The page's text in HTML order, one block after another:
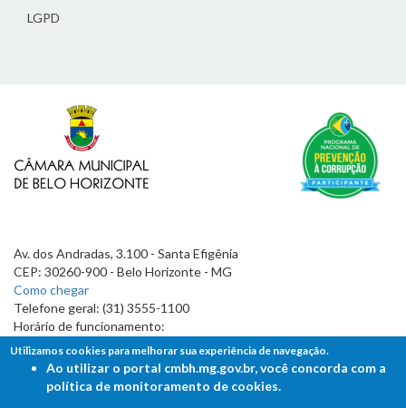
LGPD
Av. dos Andradas, 3.100 - Santa Efigênia
CEP: 30260-900 - Belo Horizonte - MG
Como chegar
Telefone geral: (31) 3555-1100
Horário de funcionamento:
7h às 19h
Utilizamos cookies para melhorar sua experiência de navegação.
Ao utilizar o portal cmbh.mg.gov.br, você concorda com a
política de monitoramento de cookies.